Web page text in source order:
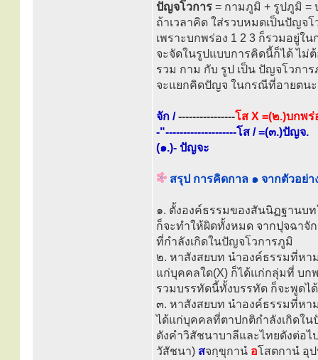
ปัญจโวการ = กามภูมิ + รูปภูมิ =
ถ้าเวลาคิด ใส่รวบหมดเป็นปัญจ
เพราะบกพร่อง 1 2 3 ก็รวมอยู่ใ
จะจัดในรูปแบบการคิดนี้ก็ได้ ไม่
รวม กาม กับ รูป เป็น ปัญจโวกา
จะแยกคิดปัญจ ในกรณีที่อายตนะ
จัก /----------------โส X =(๒.)บกพร่
-"--------------------โส / =(๓.)ปัญจ.
(๑.)- ปัญจะ
สรุป การคิดกาล ๑ จากตัวอย่
๑. ตั้งองค์ธรรมของสันนิฏฐานบ
ก็จะทำให้ผิดทั้งหมด จากปุจฉาจั
ที่กำลังเกิดในปัญจโวการภูมิ
๒. หาสังสยบท นำองค์ธรรมที่หา
แก่บุคคลใด(X) ก็ได้แก่กลุ่มที่ บก
รวมบรรทัดนี้ทั้งบรรทัด ก็จะพูดไ
๓. หาสังสยบท นำองค์ธรรมที่หา
ได้แก่บุคคลที่ตาปกติกำลังเกิดใ
ดังคำวิสัชนาบาลีและไทยดังต่อไ
วัสัชนา) สจกฺขุกานํ อโสตกานํ อุ